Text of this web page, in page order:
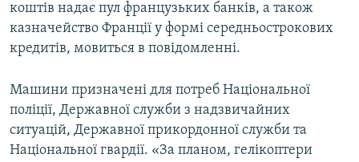
коштів надає пул французьких банків, а також
казначейство Франції у формі середньострокових
кредитів, мовиться в повідомленні.
Машини призначені для потреб Національної
поліції, Державної служби з надзвичайних
ситуацій, Державної прикордонної служби та
Національної гвардії. «За планом, гелікоптери